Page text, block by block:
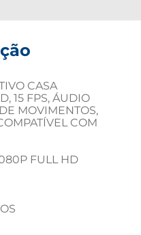
CASA
15 FPS, ÁUDIO
MOVIMENTOS,
COM
FULL HD